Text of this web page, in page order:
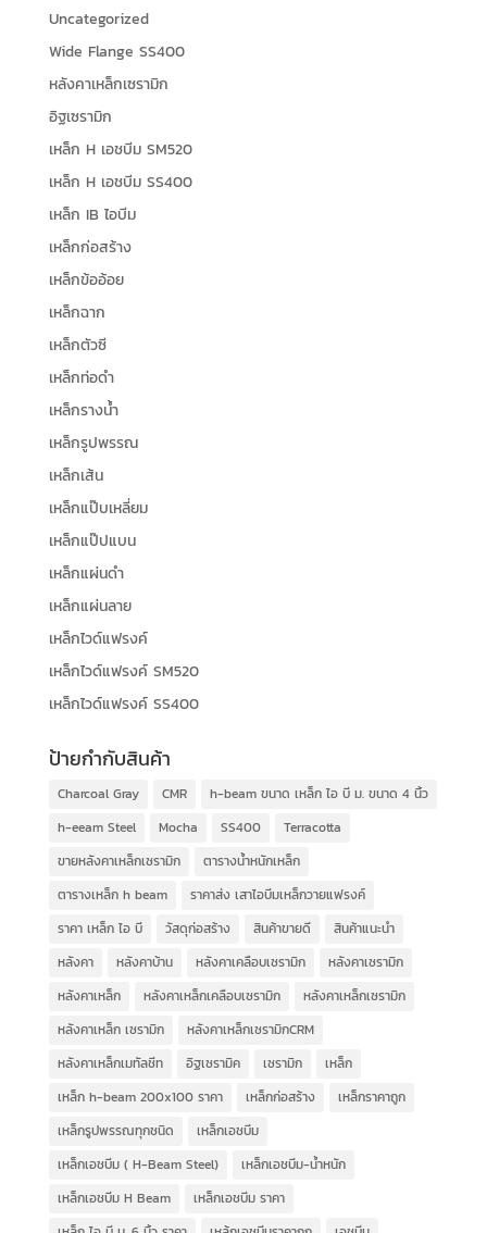
Uncategorized
Wide Flange SS400
หลังคาเหล็กเซรามิก
อิฐเซรามิก
เหล็ก H เอชบีม SM520
เหล็ก H เอชบีม SS400
เหล็ก IB ไอบีม
เหล็กก่อสร้าง
เหล็กข้ออ้อย
เหล็กฉาก
เหล็กตัวซี
เหล็กท่อดำ
เหล็กรางน้ำ
เหล็กรูปพรรณ
เหล็กเส้น
เหล็กแป๊บเหลี่ยม
เหล็กแป๊ปแบน
เหล็กแผ่นดำ
เหล็กแผ่นลาย
เหล็กไวด์แฟรงค์
เหล็กไวด์แฟรงค์ SM520
เหล็กไวด์แฟรงค์ SS400
ป้ายกำกับสินค้า
Charcoal Gray CMR
h-beam ขนาด เหล็ก ไอ บี ม. ขนาด 4 นิ้ว
h-eeam Steel
Mocha SS400
Terracotta
ขายหลังคาเหล็กเซรามิก
ตารางน้ำหนักเหล็ก
ตารางเหล็ก h beam
ราคาส่ง เสาไอบีมเหล็กวายแฟรงค์
ราคา เหล็ก ไอ บี
วัสดุก่อสร้าง สินค้าขายดี
สินค้าแนะนำ
หลังคา
หลังคาบ้าน หลังคาเคลือบเซรามิก
หลังคาเซรามิก
หลังคาเหล็ก
หลังคาเหล็กเคลือบเซรามิก
หลังคาเหล็กเซรามิก
หลังคาเหล็ก เซรามิก
หลังคาเหล็กเซรามิกCRM
หลังคาเหล็กเมทัลชีท
อิฐเซรามิค เซรามิก
เหล็ก
เหล็ก h-beam 200x100 ราคา
เหล็กก่อสร้าง
เหล็กราคาถูก
เหล็กรูปพรรณทุกชนิด
เหล็กเอชบีม
เหล็กเอชบีม ( H-Beam Steel)
เหล็กเอชบีม-น้ำหนัก
เหล็กเอชบีม H Beam
เหล็กเอชบีม ราคา